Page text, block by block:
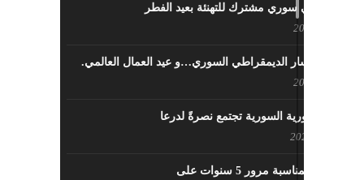
لقاء تركي سوري مشترك للتهنئة بعيد الفطر
حزب اليسار الديمقراطي السوري…و عيد العمال العالمي.
القوى الثورية السورية تجتمع نصرةً لدرعا
احتفالية بمناسبة مرور 5 سنوات على